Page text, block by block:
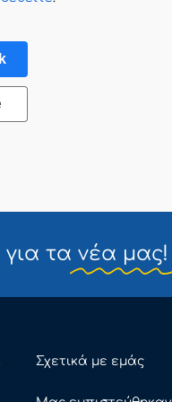
τα νέα μας!
Σχετικά με εμάς